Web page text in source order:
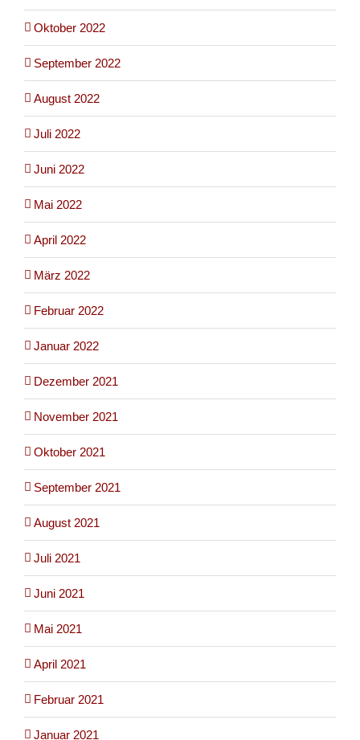
Oktober 2022
September 2022
August 2022
Juli 2022
Juni 2022
Mai 2022
April 2022
März 2022
Februar 2022
Januar 2022
Dezember 2021
November 2021
Oktober 2021
September 2021
August 2021
Juli 2021
Juni 2021
Mai 2021
April 2021
Februar 2021
Januar 2021